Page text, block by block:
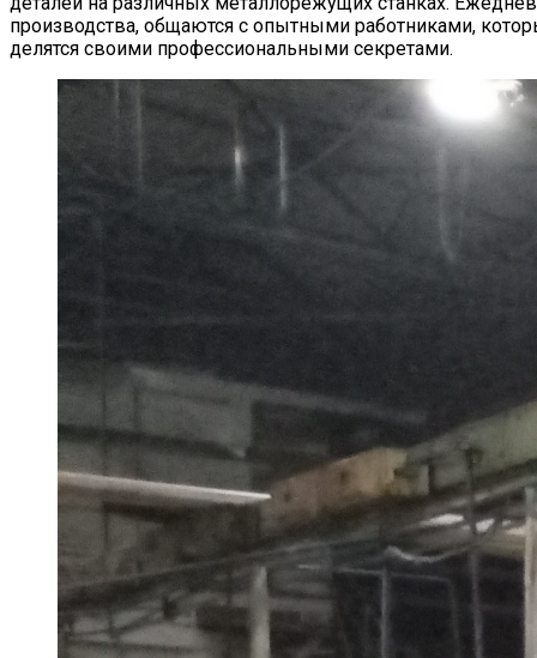
производства, общаются с опытными работниками,
делятся своими профессиональными секретами.